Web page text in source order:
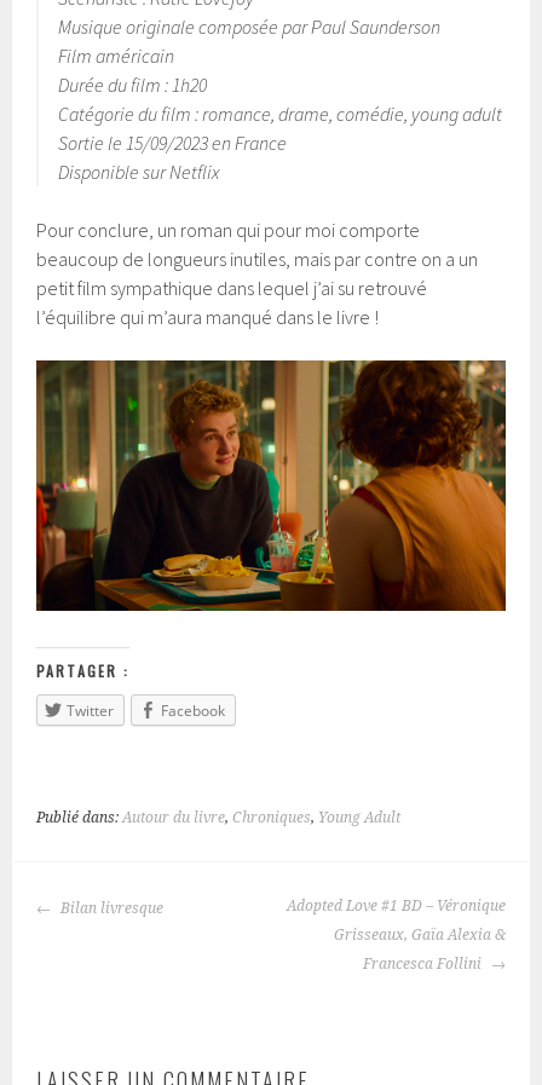
Musique originale composée par Paul Saunderson
Film américain
Durée du film : 1h20
Catégorie du film : romance, drame, comédie, young adult
Sortie le 15/09/2023 en France
Disponible sur Netflix
Pour conclure, un roman qui pour moi comporte
beaucoup de longueurs inutiles, mais par contre on a un
petit film sympathique dans lequel j’ai su retrouvé
l’équilibre qui m’aura manqué dans le livre !
PARTAGER :
Twitter
Facebook
Publié dans:Autour du livre,Chroniques, Young Adult
Bilan livresque
Adopted Love #1 BD – Véronique
Grisseaux, Gaïa Alexia &
Francesca Follini